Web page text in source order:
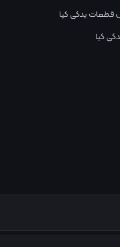
قطعات یدکی کیا
کیا